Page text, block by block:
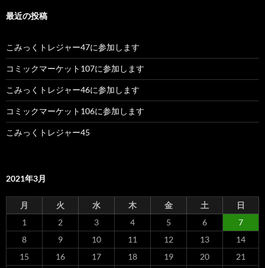
最近の投稿
こみっくトレジャー47に参加します
コミックマーケット107に参加します
こみっくトレジャー46に参加します
コミックマーケット106に参加します
こみっくトレジャー45
2021年3月
月 火 水 木 金 土
日
1
2 3 4 5 6
7
8
9 10 11 12 13
14
15
16 17 18 19 20
21